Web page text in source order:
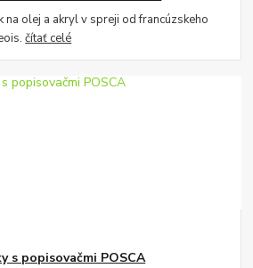
na olej a akryl v spreji od francúzskeho
čítať celé
s popisovačmi POSCA